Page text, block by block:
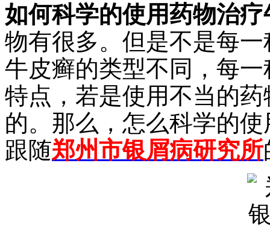
如何科学的使用药物治
物有很多。但是不是每
牛皮癣的类型不同，每
特点，若是使用不当的
的。那么，怎么科学的
跟随郑州市银屑病研究所